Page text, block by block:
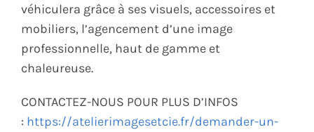
véhiculera grâce à ses visuels, accessoires et
mobiliers, l’agencement d’une image
professionnelle, haut de gamme et
chaleureuse.
CONTACTEZ-NOUS POUR PLUS D’INFOS
: https://atelierimagesetcie.fr/demander-un-